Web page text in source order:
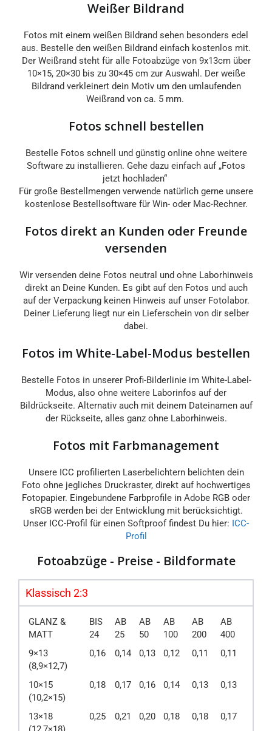
Weißer Bildrand
Fotos mit einem weißen Bildrand sehen besonders edel
aus. Bestelle den weißen Bildrand einfach kostenlos mit.
Der Weißrand steht für alle Fotoabzüge von 9x13cm über
10×15, 20×30 bis zu 30×45 cm zur Auswahl. Der weiße
Bildrand verkleinert dein Motiv um den umlaufenden
Weißrand von ca. 5 mm.
Fotos schnell bestellen
Bestelle Fotos schnell und günstig online ohne weitere
Software zu installieren. Gehe dazu einfach auf „Fotos
jetzt hochladen“
Für große Bestellmengen verwende natürlich gerne unsere
kostenlose Bestellsoftware für Win- oder Mac-Rechner.
Fotos direkt an Kunden oder Freunde
versenden
Wir versenden deine Fotos neutral und ohne Laborhinweis
direkt an Deine Kunden. Es gibt auf den Fotos und auch
auf der Verpackung keinen Hinweis auf unser Fotolabor.
Deiner Lieferung liegt nur ein Lieferschein von dir selber
dabei.
Fotos im White-Label-Modus bestellen
Bestelle Fotos in unserer Profi-Bilderlinie im White-Label-
Modus, also ohne weitere Laborinfos auf der
Bildrückseite. Alternativ auch mit deinem Dateinamen auf
der Rückseite, alles ganz ohne Laborhinweis.
Fotos mit Farbmanagement
Unsere ICC profilierten Laserbelichtern belichten dein
Foto ohne jegliches Druckraster, direkt auf hochwertiges
Fotopapier. Eingebundene Farbprofile in Adobe RGB oder
sRGB werden bei der Entwicklung mit berücksichtigt.
Unser ICC-Profil für einen Softproof findest Du hier: ICC-
Profil
Fotoabzüge - Preise - Bildformate
Klassisch 2:3
GLANZ &
MATT
BIS
24
AB
25
AB
50
AB
100
AB
200
AB
400
9×13
(8,9×12,7)
0,16 0,14 0,13 0,12 0,11 0,11
10×15
(10,2×15)
0,18 0,17 0,16 0,14 0,13 0,13
13×18
0,25 0,21 0,20 0,18 0,18 0,17